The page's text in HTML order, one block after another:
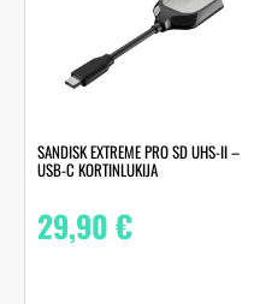
SANDISK EXTREME PRO SD UHS-II –
USB-C KORTINLUKIJA
29,90€